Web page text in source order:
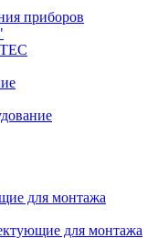
приборов
для монтажа
для монтажа